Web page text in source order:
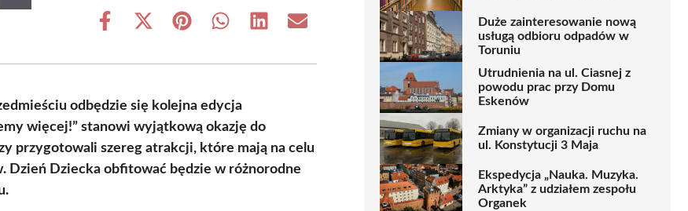
Share
Share
(Twitter)
Share Share Share Share
odbędzie się kolejna edycja
więcej!” stanowi wyjątkową okazję do
przygotowali szereg atrakcji, które mają na celu
Dzień Dziecka obfitować będzie w różnorodne
Duże zainteresowanie nową
usługą odbioru odpadów w
Toruniu
Utrudnienia na ul. Ciasnej z
powodu prac przy Domu
Eskenów
Zmiany w organizacji ruchu na
ul. Konstytucji 3 Maja
Ekspedycja „Nauka. Muzyka.
Arktyka” z udziałem zespołu
Organek